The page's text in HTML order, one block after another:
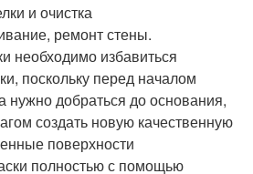
и очистка
ремонт стены.
необходимо избавиться
поскольку перед началом
нужно добраться до основания,
создать новую качественную
поверхности
полностью с помощью